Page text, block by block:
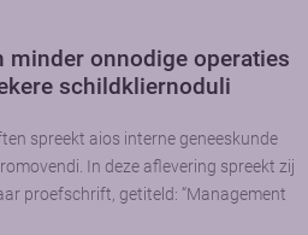
minder onnodige operaties
schildkliernoduli
spreekt aios interne geneeskunde
In deze aflevering spreekt zij
proefschrift, getiteld: “Management